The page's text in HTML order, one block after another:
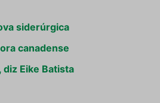
siderúrgica
canadense
Eike Batista